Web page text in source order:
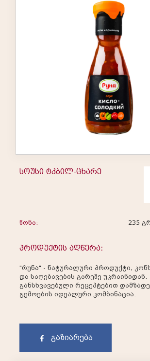
სოუსი ტკბილ-ცხარე
წონა: 235
პროდუქტის აღწერა:
"რუნა" - ნატურალური პროდუქტი,
და საღებავების გარეშე უკრაინიდან.
განსხვავებული რეცეპტებით
გემოების იდეალური კომბინაცია.
გაზიარება